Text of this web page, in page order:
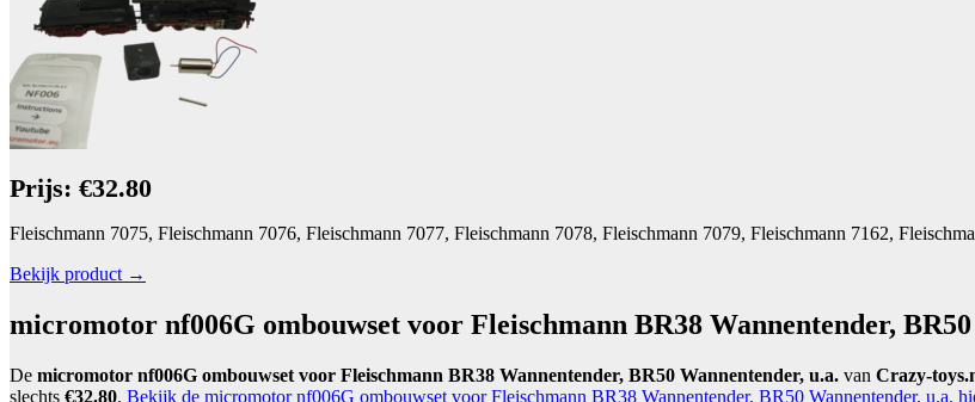
Prijs: €32.80
Fleischmann 7075, Fleischmann 7076, Fleischmann 7077, Fleischmann 7078, Fleischmann 7079, Fleischmann 7162,
Bekijk product →
micromotor nf006G ombouwset voor Fleischmann BR38 Wannentender,
De micromotor nf006G ombouwset voor Fleischmann BR38 Wannentender, BR50 Wannentender, u.a. van Crazy-
slechts €32.80. Bekijk de micromotor nf006G ombouwset voor Fleischmann BR38 Wannentender, BR50 Wannentender, u.a.